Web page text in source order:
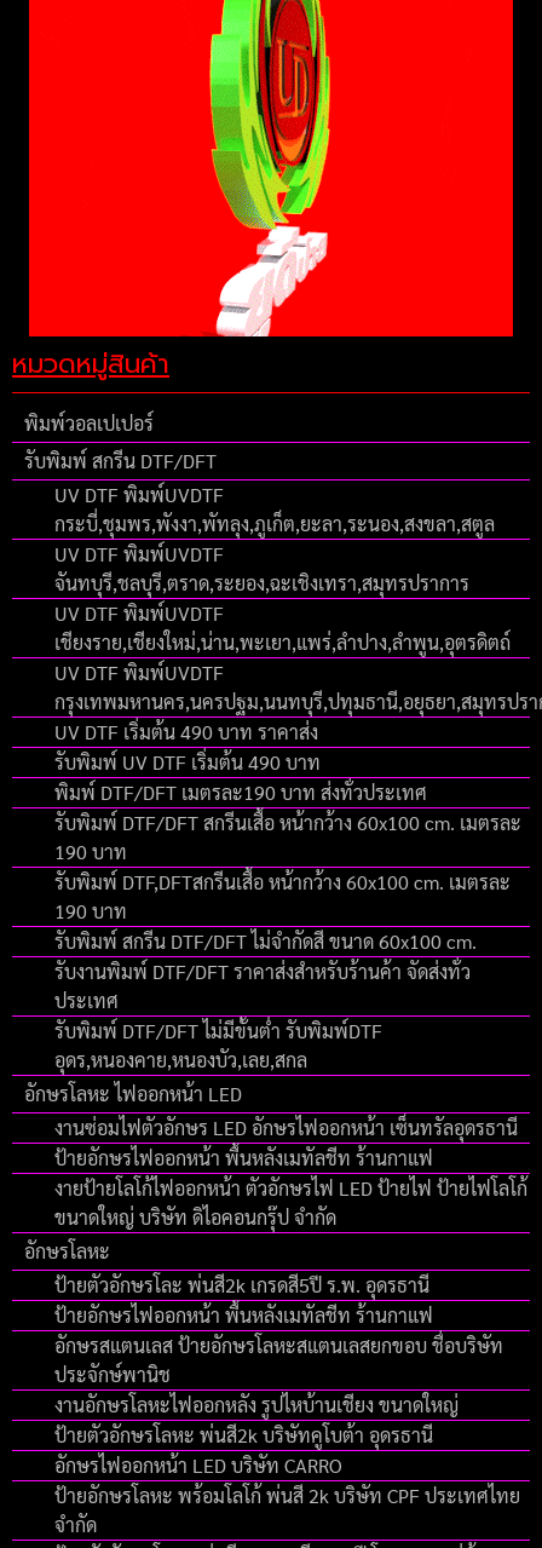
หมวดหมู่สินค้า
พิมพ์วอลเปเปอร์
รับพิมพ์ สกรีน DTF/DFT
UV DTF พิมพ์UVDTF
กระบี่,ชุมพร,พังงา,พัทลุง,ภูเก็ต,ยะลา,ระนอง,สงขลา,สตูล
UV DTF พิมพ์UVDTF
จันทบุรี,ชลบุรี,ตราด,ระยอง,ฉะเชิงเทรา,สมุทรปราการ
UV DTF พิมพ์UVDTF
เชียงราย,เชียงใหม่,น่าน,พะเยา,แพร่,ลำปาง,ลำพูน,อุตรดิตถ์
UV DTF พิมพ์UVDTF
กรุงเทพมหานคร,นครปฐม,นนทบุรี,ปทุมธานี,อยุธยา,สมุทรปร
UV DTF เริ่มต้น 490 บาท ราคาส่ง
รับพิมพ์ UV DTF เริ่มต้น 490 บาท
พิมพ์ DTF/DFT เมตรละ190 บาท ส่งทั่วประเทศ
รับพิมพ์ DTF/DFT สกรีนเสื้อ หน้ากว้าง 60x100 cm. เมตรละ
190 บาท
รับพิมพ์ DTF,DFTสกรีนเสื้อ หน้ากว้าง 60x100 cm. เมตรละ
190 บาท
รับพิมพ์ สกรีน DTF/DFT ไม่จำกัดสี ขนาด 60x100 cm.
รับงานพิมพ์ DTF/DFT ราคาส่งสำหรับร้านค้า จัดส่งทั่ว
ประเทศ
รับพิมพ์ DTF/DFT ไม่มีขั้นต่ำ รับพิมพ์DTF
อุดร,หนองคาย,หนองบัว,เลย,สกล
อักษรโลหะ ไฟออกหน้า LED
งานซ่อมไฟตัวอักษร LED อักษรไฟออกหน้า เซ็นทรัลอุดรธานี
ป้ายอักษรไฟออกหน้า พื้นหลังเมทัลชีท ร้านกาแฟ
งายป้ายโลโก้ไฟออกหน้า ตัวอักษรไฟ LED ป้ายไฟ ป้ายไฟโลโก้
ขนาดใหญ่ บริษัท ดิไอคอนกรุ๊ป จํากัด
อักษรโลหะ
ป้ายตัวอักษรโละ พ่นสี2k เกรดสี5ปี ร.พ. อุดรธานี
ป้ายอักษรไฟออกหน้า พื้นหลังเมทัลชีท ร้านกาแฟ
อักษรสแตนเลส ป้ายอักษรโลหะสแตนเลสยกขอบ ชื่อบริษัท
ประจักษ์พานิช
งานอักษรโลหะไฟออกหลัง รูปไหบ้านเชียง ขนาดใหญ่
ป้ายตัวอักษรโลหะ พ่นสี2k บริษัทคูโบต้า อุดรธานี
อักษรไฟออกหน้า LED บริษัท CARRO
ป้ายอักษรโลหะ พร้อมโลโก้ พ่นสี 2k บริษัท CPF ประเทศไทย
จำกัด